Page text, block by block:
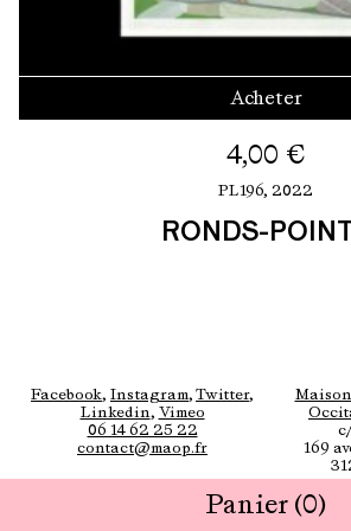
Acheter
4,00 €
PL196, 2022
RONDS-
Panier (0)
Facebook, Instagram, Twitter,
Linkedin, Vimeo
06 14 62 25 22
contact@maop.fr
169